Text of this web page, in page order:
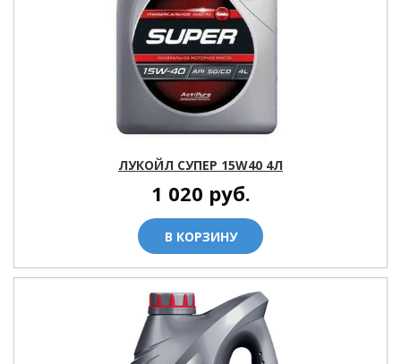
ЛУКОЙЛ СУПЕР 15W40 4Л
1 020 руб.
В КОРЗИНУ